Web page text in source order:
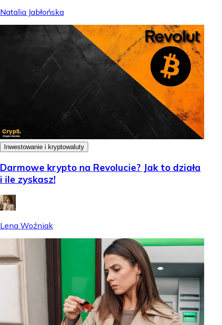
Natalia Jabłońska
Inwestowanie i kryptowaluty
Darmowe krypto na Revolucie? Jak to działa
i ile zyskasz!
Lena Woźniak